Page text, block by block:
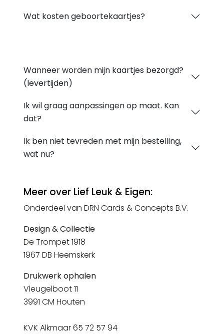
Wat kosten geboortekaartjes?
Wanneer worden mijn kaartjes bezorgd?
(levertijden)
Ik wil graag aanpassingen op maat. Kan
dat?
Ik ben niet tevreden met mijn bestelling,
wat nu?
Meer over Lief Leuk & Eigen:
Onderdeel van DRN Cards & Concepts B.V.
Design & Collectie
De Trompet 1918
1967 DB Heemskerk
Drukwerk ophalen
Vleugelboot 11
3991 CM Houten
KVK Alkmaar 65 72 57 94